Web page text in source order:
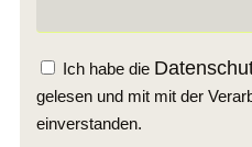
Ich habe die
gelesen und mit mit der
einverstanden.